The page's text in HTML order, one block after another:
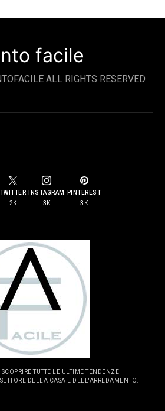
facile
ALL RIGHTS RESERVED.
TWITTER
2K
INSTAGRAM
3K
PINTEREST
3K
TUTTE LE ULTIME TENDENZE
DELLA CASA E DELL'ARREDAMENTO.